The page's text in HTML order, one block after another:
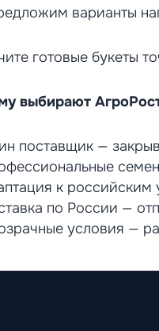
варианты
готовые букеты
выбирают
поставщик —
к
по России —
условия —